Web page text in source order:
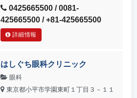
0425665500 / 0081-
425665500 / +81-425665500
詳細情報
はしぐち眼科クリニック
眼科
東京都小平市学園東町１丁目３－１１